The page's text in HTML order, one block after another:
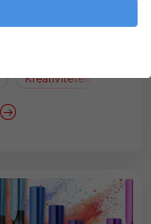
Kreativiteten